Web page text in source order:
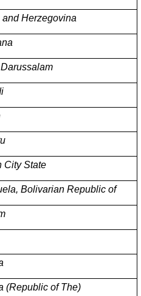
Herzegovina
City State
Bolivarian Republic of
(Republic of The)